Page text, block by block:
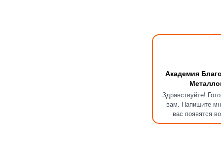
Академия
Здравствуйте!
вам. Напишите
вас появятся